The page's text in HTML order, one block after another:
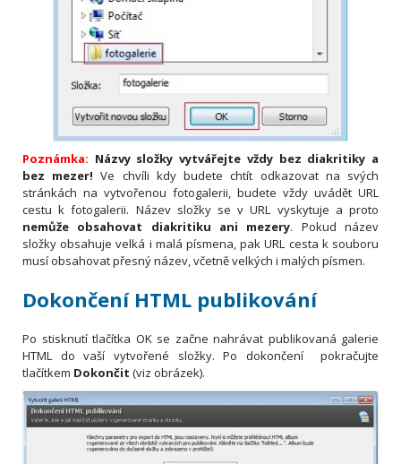
Poznámka: Názvy složky vytvářejte vždy bez diakritiky a
bez mezer! Ve chvíli kdy budete chtít odkazovat na svých
stránkách na vytvořenou fotogalerii, budete vždy uvádět URL
cestu k fotogalerii. Název složky se v URL vyskytuje a proto
nemůže obsahovat diakritiku ani mezery. Pokud název
složky obsahuje velká i malá písmena, pak URL cesta k souboru
musí obsahovat přesný název, včetně velkých i malých písmen.
Dokončení HTML publikování
Po stisknutí tlačítka OK se začne nahrávat publikovaná galerie
HTML do vaší vytvořené složky. Po dokončení pokračujte
tlačítkem Dokončit (viz obrázek).